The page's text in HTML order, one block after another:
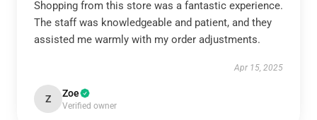
Shopping from this store was a fantastic experience.
The staff was knowledgeable and patient, and they
assisted me warmly with my order adjustments.
Apr 15, 2025
Z Zoe
Verified owner